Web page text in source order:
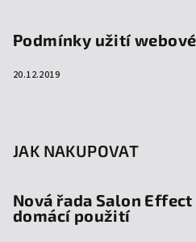
Podmínky užití
20.12.2019
JAK NAKUPOVAT
Nová řada Salon
domácí použití